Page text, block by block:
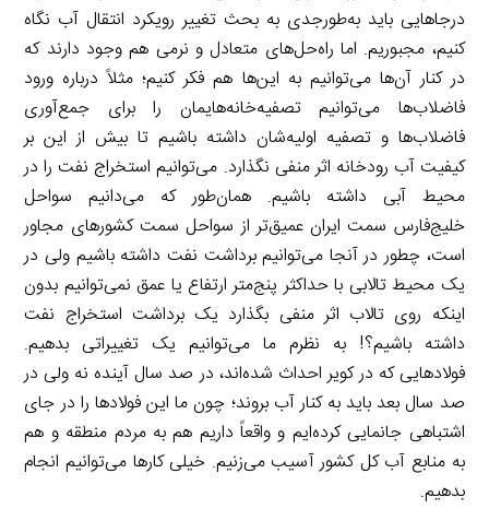
درجاهایی باید به‌طورجدی به بحث تغییر رویکرد انتقال آب نگاه
کنیم، مجبوریم. اما راه‌حل‌های متعادل و نرمی هم وجود دارند که
در کنار آن‌ها می‌توانیم به این‌ها هم فکر کنیم؛ مثلاً درباره ورود
فاضلاب‌ها می‌توانیم تصفیه‌خانه‌هایمان را برای جمع‌آوری
فاضلاب‌ها و تصفیه اولیه‌شان داشته باشیم تا بیش از این بر
کیفیت آب رودخانه اثر منفی نگذارد. می‌توانیم استخراج نفت را در
محیط آبی داشته باشیم. همان‌طور که می‌دانیم سواحل
خلیج‌فارس سمت ایران عمیق‌تر از سواحل سمت کشورهای مجاور
است، چطور در آنجا می‌توانیم برداشت نفت داشته باشیم ولی در
یک محیط تالابی با حداکثر پنج‌متر ارتفاع یا عمق نمی‌توانیم بدون
اینکه روی تالاب اثر منفی بگذارد یک برداشت استخراج نفت
داشته باشیم؟! به نظرم ما می‌توانیم یک تغییراتی بدهیم.
فولادهایی که در کویر احداث شده‌اند، در صد سال آینده نه ولی در
صد سال بعد باید به کنار آب بروند؛ چون ما این فولادها را در جای
اشتباهی جانمایی کرده‌ایم و واقعاً داریم هم به مردم منطقه و هم
به منابع آب کل کشور آسیب می‌زنیم. خیلی کارها می‌توانیم انجام
بدهیم.